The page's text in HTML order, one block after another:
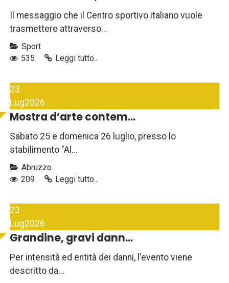
Il messaggio che il Centro sportivo italiano vuole
trasmettere attraverso...
Sport
535
Leggi tutto...
23
Lug2026
Mostra d’arte contem...
Sabato 25 e domenica 26 luglio, presso lo
stabilimento "Al...
Abruzzo
209
Leggi tutto...
23
Lug2026
Grandine, gravi dann...
Per intensità ed entità dei danni, l'evento viene
descritto da...